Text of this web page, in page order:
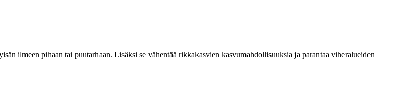
ilmeen pihaan tai puutarhaan. Lisäksi se vähentää rikkakasvien kasvumahdollisuuksia ja parantaa viheralueiden